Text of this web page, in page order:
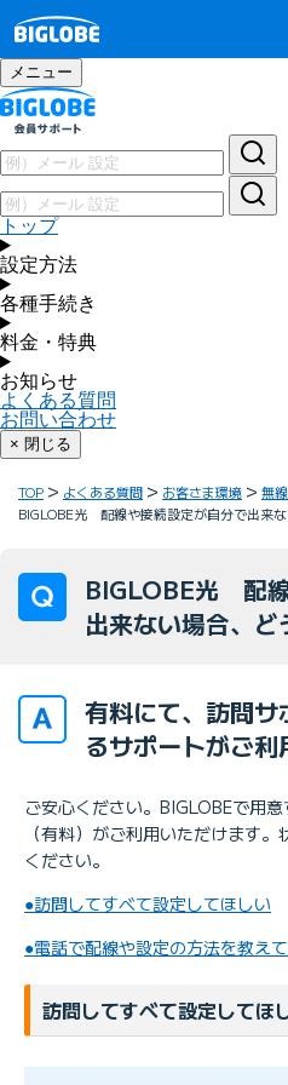
メニュー
トップ
設定方法
各種手続き
料金・特典
お知らせ
よくある質問
お問い合わせ
× 閉じる
TOP よくある質問 お客さま環境
無
BIGLOBE光 配線や接続設定が自分で出来
BIGLOBE光 配
出来ない場合、
有料にて、訪問
るサポートがご利
ご安心ください。BIGLOBEで用
（有料）がご利用いただけます
ください。
●訪問してすべて設定してほしい
●電話で配線や設定の方法を教え
訪問してすべて設定してほ